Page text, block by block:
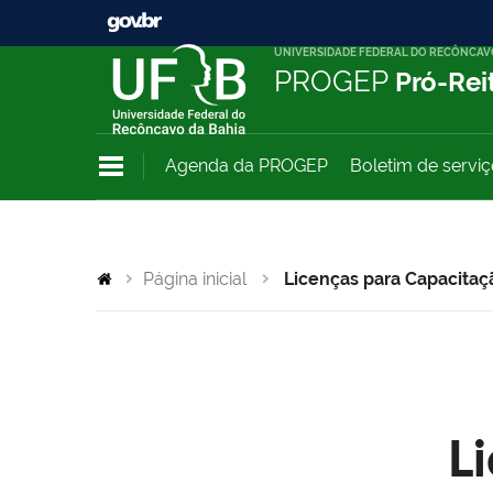
UNIVERSIDADE FEDERAL DO
PROGEP Pró-
Agenda da PROGEP Boletim de
Página inicial Licenças para